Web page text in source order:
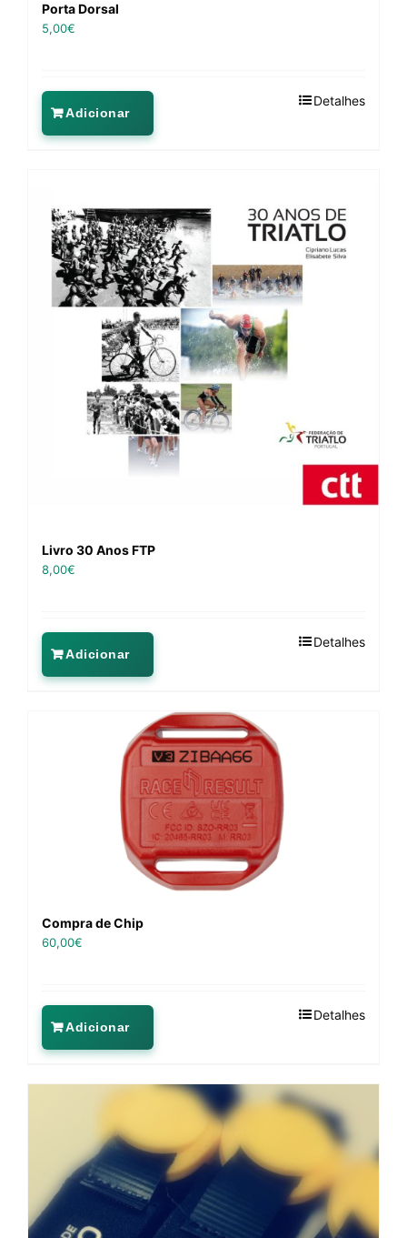
Porta Dorsal
5,00€
Adicionar
Detalhes
Livro 30 Anos FTP
8,00€
Adicionar
Detalhes
Compra de Chip
60,00€
Adicionar
Detalhes